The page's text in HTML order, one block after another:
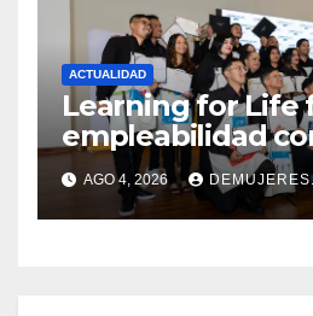
ACTUALIDAD
Learning for Life
empleabilidad
inserción laboral
abierta su
AGO 4, 2026